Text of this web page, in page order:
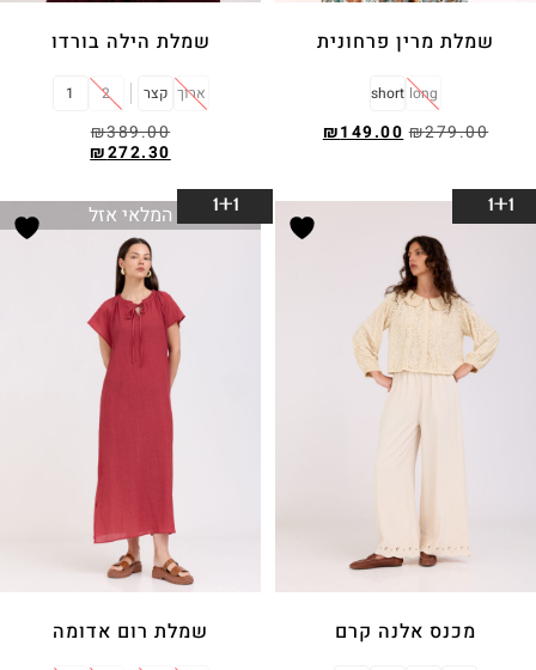
שמלת מרין פרחונית
long
short
₪279.00
₪149.00
שמלת הילה בורדו
ארוך קצר 2
1
₪389.00
₪272.30
בחר אפשרויות
1+1
מכנס אלנה קרם
המלאי אזל 1+1
שמלת רום אדומה